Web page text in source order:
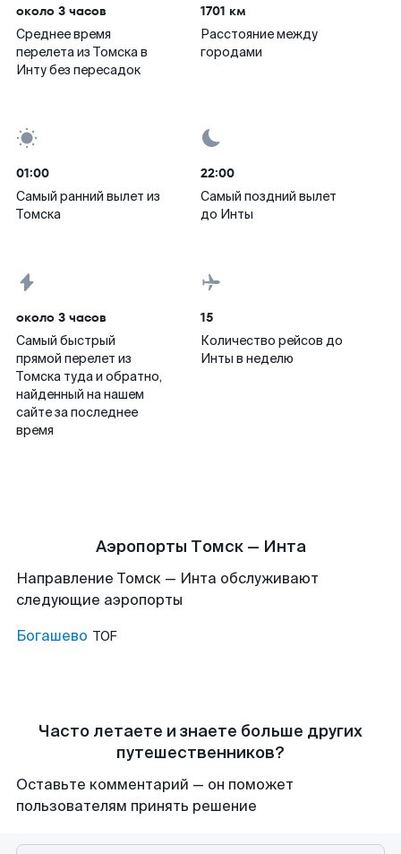
около 3 часов
Среднее время
перелета из Томска в
Инту без пересадок
1701 км
Расстояние между
городами
01:00
Самый ранний вылет из
Томска
22:00
Самый поздний вылет
до Инты
около 3 часов
Самый быстрый
прямой перелет из
Томска туда и обратно,
найденный на нашем
сайте за последнее
время
15
Количество рейсов до
Инты в неделю
Аэропорты Томск — Инта
Направление Томск — Инта обслуживают
следующие аэропорты
Богашево TOF
Часто летаете и знаете больше других
путешественников?
Оставьте комментарий — он поможет
пользователям принять решение